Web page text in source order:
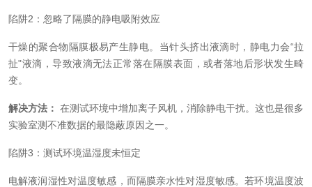
陷阱2：忽略了隔膜的静电吸附效应
干燥的聚合物隔膜极易产生静电。当针头挤出液滴时，静电力会“拉
扯"液滴，导致液滴无法正常落在隔膜表面，或者落地后形状发生畸
变。
解决方法： 在测试环境中增加离子风机，消除静电干扰。这也是很多
实验室测不准数据的最隐蔽原因之一。
陷阱3：测试环境温湿度未恒定
电解液润湿性对温度敏感，而隔膜亲水性对湿度敏感。若环境温度波